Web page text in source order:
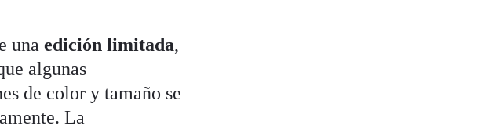
unaedición limitada,
algunas
de color y tamaño se
La